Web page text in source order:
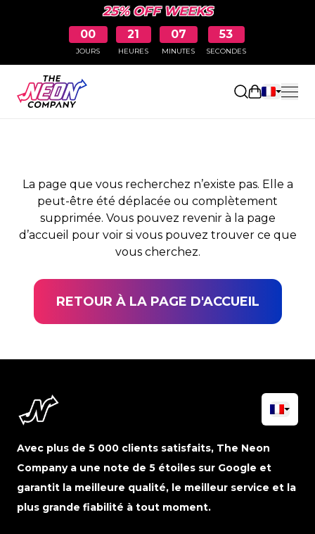
25% OFF WEEKS
00
JOURS
21
HEURES
07
MINUTES
52
SECONDES
Ouvrir le
PAGE NON TROUVÉE
La page que vous recherchez n’existe pas. Elle a
peut-être été déplacée ou complètement
supprimée. Vous pouvez revenir à la page
d’accueil pour voir si vous pouvez trouver ce que
vous cherchez.
RETOUR À LA PAGE D'ACCUEIL
Avec plus de 5 000 clients satisfaits, The Neon
Company a une note de 5 étoiles sur Google et
garantit la meilleure qualité, le meilleur service et la
plus grande fiabilité à tout moment.